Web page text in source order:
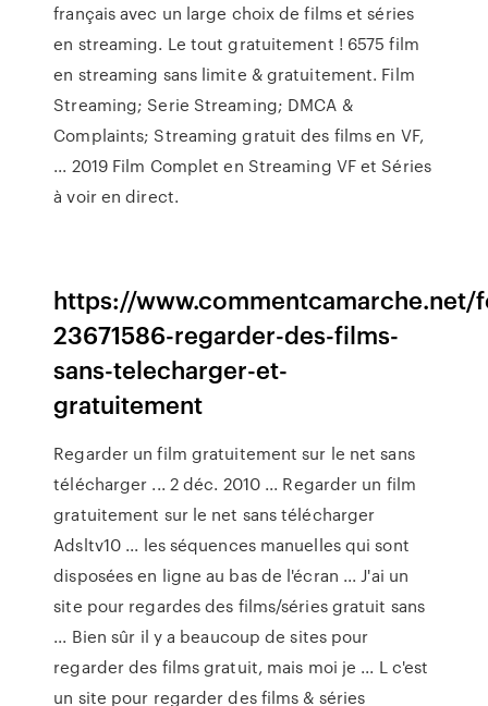
français avec un large choix de films et séries
en streaming. Le tout gratuitement ! 6575 film
en streaming sans limite & gratuitement. Film
Streaming; Serie Streaming; DMCA &
Complaints; Streaming gratuit des films en VF,
... 2019 Film Complet en Streaming VF et Séries
à voir en direct.
https://www.commentcamarche.net/
23671586-regarder-des-films-
sans-telecharger-et-
gratuitement
Regarder un film gratuitement sur le net sans
télécharger ... 2 déc. 2010 ... Regarder un film
gratuitement sur le net sans télécharger
Adsltv10 ... les séquences manuelles qui sont
disposées en ligne au bas de l'écran ... J'ai un
site pour regardes des films/séries gratuit sans
... Bien sûr il y a beaucoup de sites pour
regarder des films gratuit, mais moi je ... L c'est
un site pour regarder des films & séries